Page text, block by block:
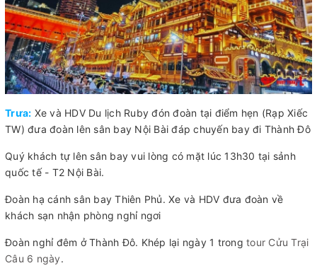
Trưa: Xe và HDV Du lịch Ruby đón đoàn tại điểm hẹn (Rạp Xiếc
TW) đưa đoàn lên sân bay Nội Bài đáp chuyến bay đi Thành Đô
Quý khách tự lên sân bay vui lòng có mặt lúc 13h30 tại sảnh
quốc tế - T2 Nội Bài.
Đoàn hạ cánh sân bay Thiên Phủ. Xe và HDV đưa đoàn về
khách sạn nhận phòng nghỉ ngơi
Đoàn nghỉ đêm ở Thành Đô. Khép lại ngày 1 trong tour Cửu Trại
Câu 6 ngày.